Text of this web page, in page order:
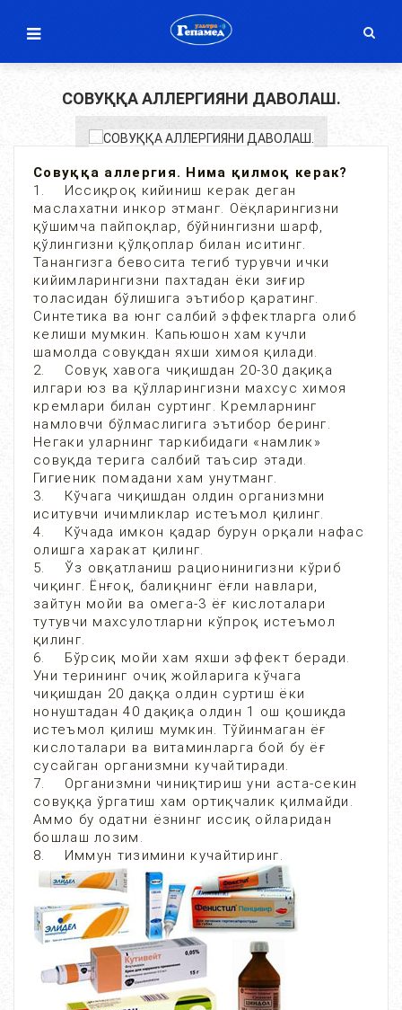
СОВУҚҚА АЛЛЕРГИЯНИ ДАВОЛАШ.
Совуққа аллергия. Нима қилмоқ керак?
1. Иссиқроқ кийиниш керак деган
маслахатни инкор этманг. Оёқларингизни
қўшимча пайпоқлар, бўйнингизни шарф,
қўлингизни қўлқоплар билан иситинг.
Танангизга бевосита тегиб турувчи ички
кийимларингизни пахтадан ёки зиғир
толасидан бўлишига эътибор қаратинг.
Синтетика ва юнг салбий эффектларга олиб
келиши мумкин. Капьюшон хам кучли
шамолда совуқдан яхши химоя қилади.
2. Совуқ хавога чиқишдан 20-30 дақиқа
илгари юз ва қўлларингизни махсус химоя
кремлари билан суртинг. Кремларнинг
намловчи бўлмаслигига эътибор беринг.
Негаки уларнинг таркибидаги «намлик»
совуқда терига салбий таъсир этади.
Гигиеник помадани хам унутманг.
3. Кўчага чиқишдан олдин организмни
иситувчи ичимликлар истеъмол қилинг.
4. Кўчада имкон қадар бурун орқали нафас
олишга харакат қилинг.
5. Ўз овқатланиш рационинигизни кўриб
чиқинг. Ёнғоқ, балиқнинг ёғли навлари,
зайтун мойи ва омега-3 ёғ кислоталари
тутувчи махсулотларни кўпроқ истеъмол
қилинг.
6. Бўрсиқ мойи хам яхши эффект беради.
Уни терининг очиқ жойларига кўчага
чиқишдан 20 даққа олдин суртиш ёки
нонуштадан 40 дақиқа олдин 1 ош қошиқда
истеъмол қилиш мумкин. Тўйинмаган ёғ
кислоталари ва витаминларга бой бу ёғ
сусайган организмни кучайтиради.
7. Организмни чиниқтириш уни аста-секин
совуққа ўргатиш хам ортиқчалик қилмайди.
Аммо бу одатни ёзнинг иссиқ ойларидан
бошлаш лозим.
8. Иммун тизимини кучайтиринг.